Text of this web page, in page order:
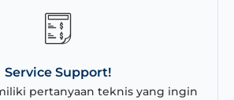
Service Support!
pertanyaan teknis yang ingin